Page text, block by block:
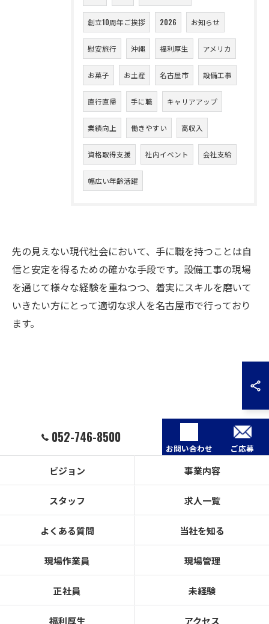
創立10周年ご挨拶 2026 お知らせ
慰安旅行 沖縄 福利厚生 アメリカ
お菓子 お土産 名古屋市 設備工事
直行直帰 手に職 キャリアアップ
業績向上 働きやすい 高収入
資格取得支援 社内イベント 会社支給
幅広い年齢活躍
先の見えない現代社会において、手に職を持つことは自
信と安定を得るための確かな手段です。設備工事の現場
を通じて様々な経験を重ねつつ、着実にスキルを磨いて
いきたい方にとって適切な求人を名古屋市で行っており
ます。
052-746-8500
お問い合わせ ご応募
ビジョン 事業内容
スタッフ 求人一覧
よくある質問 当社を知る
現場作業員 現場管理
正社員 未経験
福利厚生 アクセス
お問い合わせはこちら